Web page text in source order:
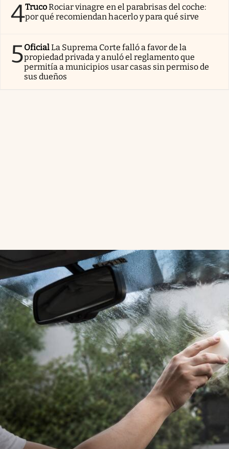
4TrucoRociar vinagre en el parabrisas del coche:
por qué recomiendan hacerlo y para qué sirve
5OficialLa Suprema Corte falló a favor de la
propiedad privada y anuló el reglamento que
permitía a municipios usar casas sin permiso de
sus dueños